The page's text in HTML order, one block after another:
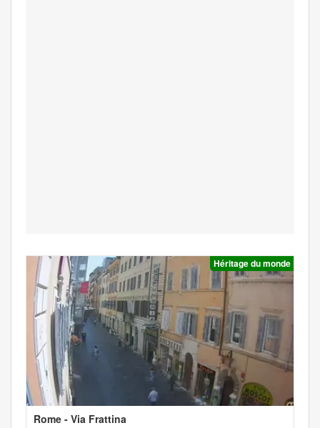
Héritage du monde
Rome - Via Frattina